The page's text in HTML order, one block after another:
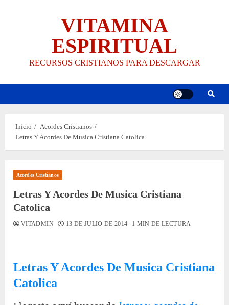
VITAMINA
ESPIRITUAL
RECURSOS CRISTIANOS PARA DESCARGAR
Inicio
Acordes Cristianos
Letras Y Acordes De Musica Cristiana Catolica
Acordes Cristianos
Letras Y Acordes De Musica Cristiana
Catolica
VITADMIN 13 DE JULIO DE 2014 1 MIN DE LECTURA
Letras Y Acordes De Musica Cristiana
Catolica